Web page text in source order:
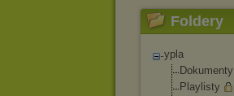
Foldery
ypla
Dokumenty
Playlisty